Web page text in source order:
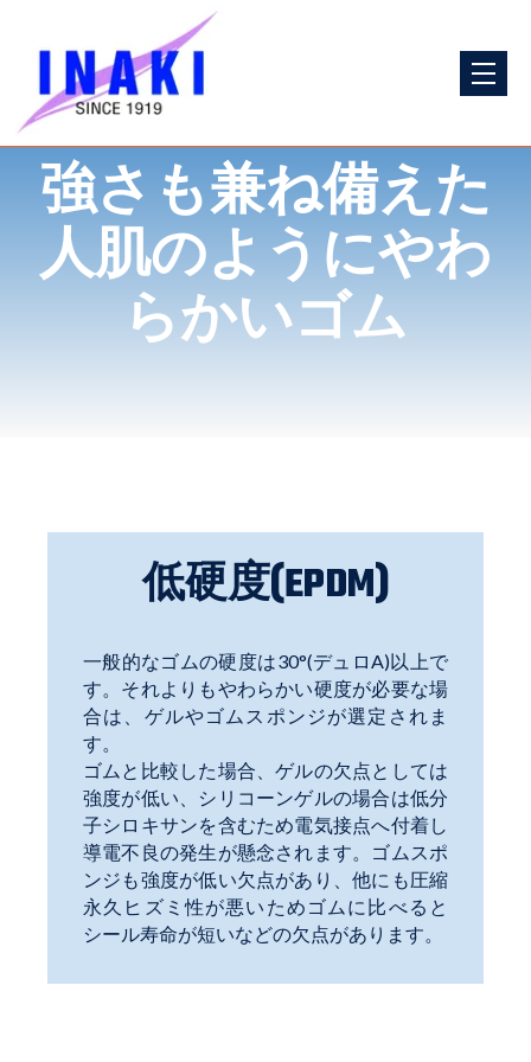
強さも兼ね備えた
人肌のようにやわ
らかいゴム
低硬度(EPDM)
一般的なゴムの硬度は30°(デュロA)以上で
す。それよりもやわらかい硬度が必要な場
合は、ゲルやゴムスポンジが選定されま
す。
ゴムと比較した場合、ゲルの欠点としては
強度が低い、シリコーンゲルの場合は低分
子シロキサンを含むため電気接点へ付着し
導電不良の発生が懸念されます。ゴムスポ
ンジも強度が低い欠点があり、他にも圧縮
永久ヒズミ性が悪いためゴムに比べると
シール寿命が短いなどの欠点があります。